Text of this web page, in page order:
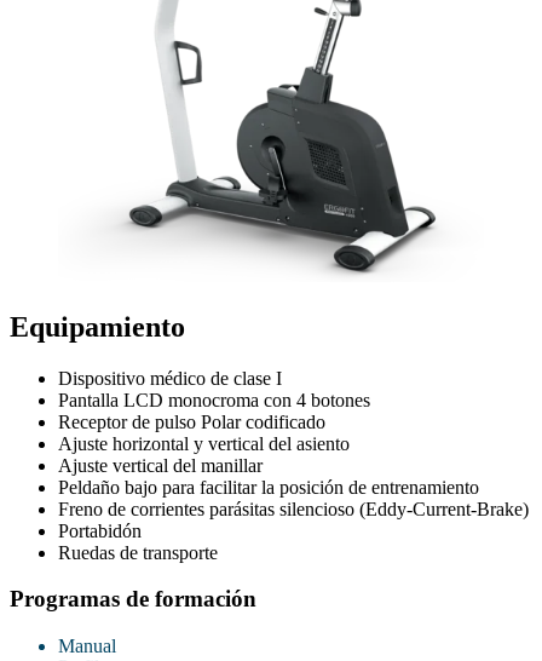
Equipamiento
Dispositivo médico de clase I
Pantalla LCD monocroma con 4 botones
Receptor de pulso Polar codificado
Ajuste horizontal y vertical del asiento
Ajuste vertical del manillar
Peldaño bajo para facilitar la posición de entrenamiento
Freno de corrientes parásitas silencioso (Eddy-Current-Brake)
Portabidón
Ruedas de transporte
Programas de formación
Manual